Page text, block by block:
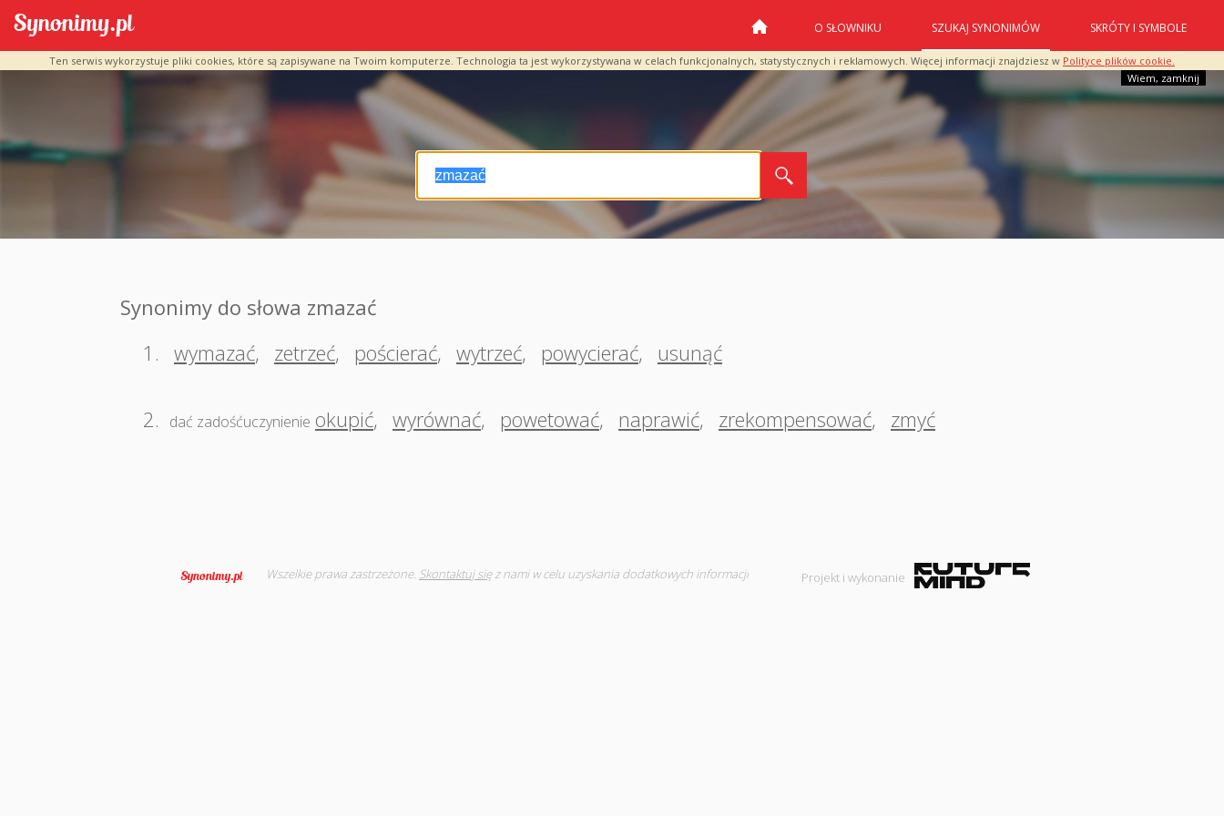
Ten serwis wykorzystuje pliki cookies, które są zapisywane na Twoim komputerze. Technologia ta jest wykorzystywana w celach funkcjonalnych, statystycznych i reklamowych. Więcej informacji znajdziesz w Polityce plików cookie.
Wiem, zamknij
O SŁOWNIKU SZUKAJ SYNONIMÓW SKRÓTY I SYMBOLE
Synonimy do słowa zmazać
1. wymazać, zetrzeć, pościerać, wytrzeć, powycierać, usunąć
2. dać zadośćuczynienie okupić, wyrównać, powetować, naprawić, zrekompensować, zmyć
Wszelkie prawa zastrzeżone. Skontaktuj sięz nami w celu uzyskania dodatkowych informacji Projekt i wykonanie